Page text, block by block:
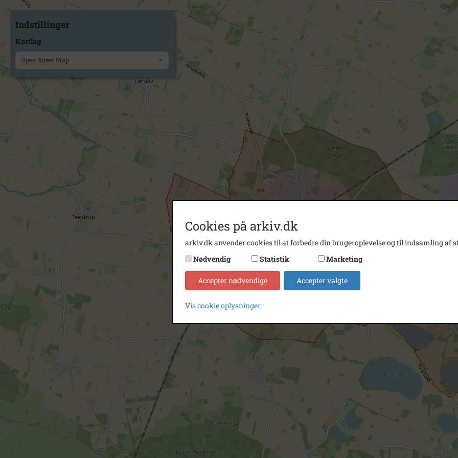
Indstillinger
Kortlag
Open Street Map
Cookies på arkiv.dk
arkiv.dk anvender cookies til at forbedre din brugeroplevelse og til indsamling af
Nødvendig
Statistik Marketing
Accepter nødvendige Accepter valgte
Vis cookie oplysninger